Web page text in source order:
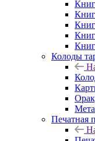
Колоды
Печатная